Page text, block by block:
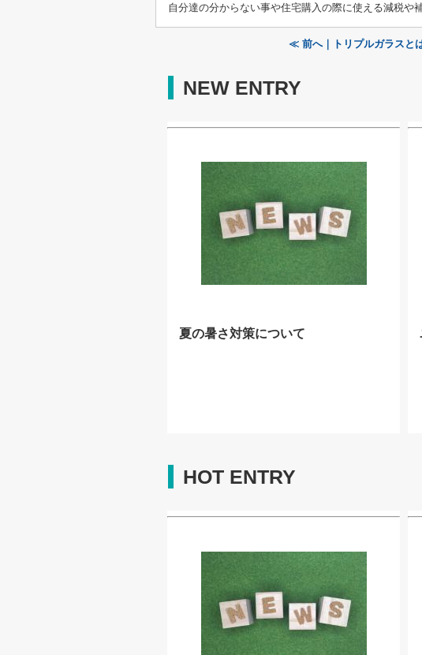
自分達の分からない事や住宅購入の際に使える減税や
≪ 前へ｜トリプルガラスと
NEW ENTRY
夏の暑さ対策について
HOT ENTRY